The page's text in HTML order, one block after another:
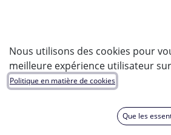
Nous utilisons des cookies pour
meilleure expérience utilisateur
Politique en matière de cookies
Que les